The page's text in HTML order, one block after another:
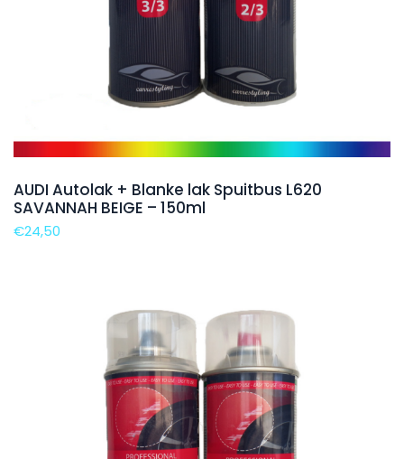
AUDI Autolak + Blanke lak Spuitbus L620
SAVANNAH BEIGE – 150ml
€24,50